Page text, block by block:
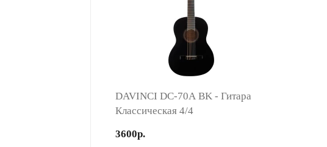
DAVINCI DC-70A BK - Гитара
Классическая 4/4
3600р.